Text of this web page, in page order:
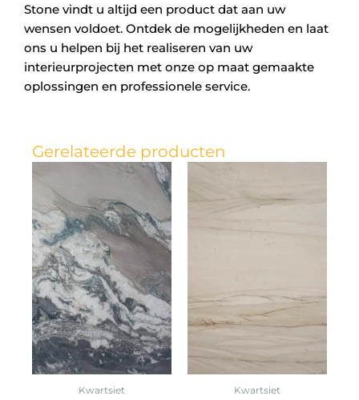
Stone vindt u altijd een product dat aan uw
wensen voldoet. Ontdek de mogelijkheden en laat
ons u helpen bij het realiseren van uw
interieurprojecten met onze op maat gemaakte
oplossingen en professionele service.
Gerelateerde producten
Kwartsiet Kwartsiet